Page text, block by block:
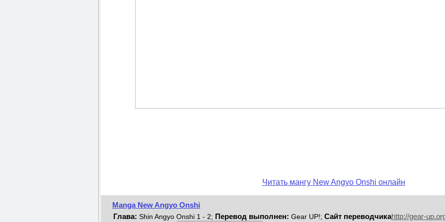
Читать мангу New Angyo Onshi онлайн
Manga New Angyo Onshi
Глава: Shin Angyo Onshi 1 - 2; Перевод выполнен: Gear UP!; Сайт переводчикаhttp://gear-